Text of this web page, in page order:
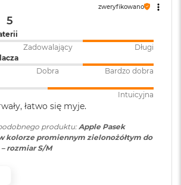
zweryfikowano
5
Zadowalający
Długi
Dobra
Bardzo dobra
Intuicyjna
łatwo się myje.
produktu: Apple Pasek
kolorze promiennym zielonożółtym do
rozmiar S/M